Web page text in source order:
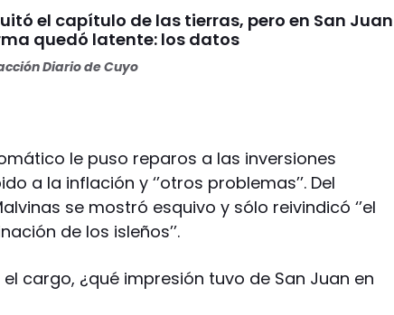
el capítulo de las tierras, pero en San Juan
quedó latente: los datos
Diario de Cuyo
le puso reparos a las inversiones
a la inflación y ‘’otros problemas’’. Del
se mostró esquivo y sólo reivindicó ‘’el
de los isleños’’.
cargo, ¿qué impresión tuvo de San Juan en